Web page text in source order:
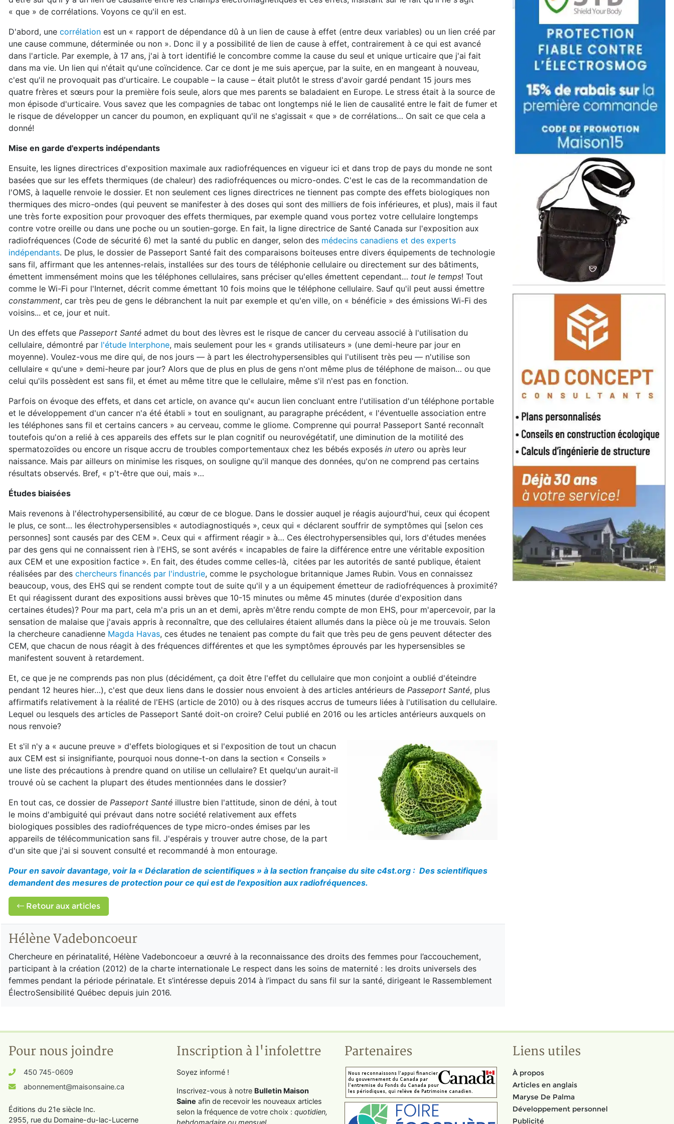
« que » de corrélations. Voyons ce qu'il en est.
D'abord, une corrélation est un « rapport de dépendance dû à un lien de cause à effet (entre deux variables) ou un lien créé par
une cause commune, déterminée ou non ». Donc il y a possibilité de lien de cause à effet, contrairement à ce qui est avancé
dans l'article. Par exemple, à 17 ans, j'ai à tort identifié le concombre comme la cause du seul et unique urticaire que j'ai fait
dans ma vie. Un lien qui n'était qu'une coïncidence. Car ce dont je me suis aperçue, par la suite, en en mangeant à nouveau,
c'est qu'il ne provoquait pas d'urticaire. Le coupable – la cause – était plutôt le stress d'avoir gardé pendant 15 jours mes
quatre frères et sœurs pour la première fois seule, alors que mes parents se baladaient en Europe. Le stress était à la source de
mon épisode d'urticaire. Vous savez que les compagnies de tabac ont longtemps nié le lien de causalité entre le fait de fumer et
le risque de développer un cancer du poumon, en expliquant qu'il ne s'agissait « que » de corrélations… On sait ce que cela a
donné!
Mise en garde d'experts indépendants
Ensuite, les lignes directrices d'exposition maximale aux radiofréquences en vigueur ici et dans trop de pays du monde ne sont
basées que sur les effets thermiques (de chaleur) des radiofréquences ou micro-ondes. C'est le cas de la recommandation de
l'OMS, à laquelle renvoie le dossier. Et non seulement ces lignes directrices ne tiennent pas compte des effets biologiques non
thermiques des micro-ondes (qui peuvent se manifester à des doses qui sont des milliers de fois inférieures, et plus), mais il faut
une très forte exposition pour provoquer des effets thermiques, par exemple quand vous portez votre cellulaire longtemps
contre votre oreille ou dans une poche ou un soutien-gorge. En fait, la ligne directrice de Santé Canada sur l'exposition aux
radiofréquences (Code de sécurité 6) met la santé du public en danger, selon des médecins canadiens et des experts
indépendants. De plus, le dossier de Passeport Santé fait des comparaisons boiteuses entre divers équipements de technologie
sans fil, affirmant que les antennes-relais, installées sur des tours de téléphonie cellulaire ou directement sur des bâtiments,
émettent immensément moins que les téléphones cellulaires, sans préciser qu'elles émettent cependant… tout le temps! Tout
comme le Wi-Fi pour l'Internet, décrit comme émettant 10 fois moins que le téléphone cellulaire. Sauf qu'il peut aussi émettre
constamment, car très peu de gens le débranchent la nuit par exemple et qu'en ville, on « bénéficie » des émissions Wi-Fi des
voisins... et ce, jour et nuit.
Un des effets que Passeport Santé admet du bout des lèvres est le risque de cancer du cerveau associé à l'utilisation du
cellulaire, démontré par l'étude Interphone, mais seulement pour les « grands utilisateurs » (une demi-heure par jour en
moyenne). Voulez-vous me dire qui, de nos jours — à part les électrohypersensibles qui l'utilisent très peu — n'utilise son
cellulaire « qu'une » demi-heure par jour? Alors que de plus en plus de gens n'ont même plus de téléphone de maison… ou que
celui qu'ils possèdent est sans fil, et émet au même titre que le cellulaire, même s'il n'est pas en fonction.
Parfois on évoque des effets, et dans cet article, on avance qu'« aucun lien concluant entre l'utilisation d'un téléphone portable
et le développement d'un cancer n'a été établi » tout en soulignant, au paragraphe précédent, « l'éventuelle association entre
les téléphones sans fil et certains cancers » au cerveau, comme le gliome. Comprenne qui pourra! Passeport Santé reconnaît
toutefois qu'on a relié à ces appareils des effets sur le plan cognitif ou neurovégétatif, une diminution de la motilité des
spermatozoïdes ou encore un risque accru de troubles comportementaux chez les bébés exposés in utero ou après leur
naissance. Mais par ailleurs on minimise les risques, on souligne qu'il manque des données, qu'on ne comprend pas certains
résultats observés. Bref, « p't-être que oui, mais »…
Études biaisées
Mais revenons à l'électrohypersensibilité, au cœur de ce blogue. Dans le dossier auquel je réagis aujourd'hui, ceux qui écopent
le plus, ce sont… les électrohypersensibles « autodiagnostiqués », ceux qui « déclarent souffrir de symptômes qui [selon ces
personnes] sont causés par des CEM ». Ceux qui « affirment réagir » à… Ces électrohypersensibles qui, lors d'études menées
par des gens qui ne connaissent rien à l'EHS, se sont avérés « incapables de faire la différence entre une véritable exposition
aux CEM et une exposition factice ». En fait, des études comme celles-là, citées par les autorités de santé publique, étaient
réalisées par des chercheurs financés par l'industrie, comme le psychologue britannique James Rubin. Vous en connaissez
beaucoup, vous, des EHS qui se rendent compte tout de suite qu'il y a un équipement émetteur de radiofréquences à proximité?
Et qui réagissent durant des expositions aussi brèves que 10-15 minutes ou même 45 minutes (durée d'exposition dans
certaines études)? Pour ma part, cela m'a pris un an et demi, après m'être rendu compte de mon EHS, pour m'apercevoir, par la
sensation de malaise que j'avais appris à reconnaître, que des cellulaires étaient allumés dans la pièce où je me trouvais. Selon
la chercheure canadienne Magda Havas, ces études ne tenaient pas compte du fait que très peu de gens peuvent détecter des
CEM, que chacun de nous réagit à des fréquences différentes et que les symptômes éprouvés par les hypersensibles se
manifestent souvent à retardement.
Et, ce que je ne comprends pas non plus (décidément, ça doit être l'effet du cellulaire que mon conjoint a oublié d'éteindre
pendant 12 heures hier…), c'est que deux liens dans le dossier nous envoient à des articles antérieurs de Passeport Santé, plus
affirmatifs relativement à la réalité de l'EHS (article de 2010) ou à des risques accrus de tumeurs liées à l'utilisation du cellulaire.
Lequel ou lesquels des articles de Passeport Santé doit-on croire? Celui publié en 2016 ou les articles antérieurs auxquels on
nous renvoie?
Et s'il n'y a « aucune preuve » d'effets biologiques et si l'exposition de tout un chacun
aux CEM est si insignifiante, pourquoi nous donne-t-on dans la section « Conseils »
une liste des précautions à prendre quand on utilise un cellulaire? Et quelqu'un aurait-il
trouvé où se cachent la plupart des études mentionnées dans le dossier?
En tout cas, ce dossier de Passeport Santé illustre bien l'attitude, sinon de déni, à tout
le moins d'ambiguité qui prévaut dans notre société relativement aux effets
biologiques possibles des radiofréquences de type micro-ondes émises par les
appareils de télécommunication sans fil. J'espérais y trouver autre chose, de la part
d'un site que j'ai si souvent consulté et recommandé à mon entourage.
Pour en savoir davantage, voir la « Déclaration de scientifiques » à la section française du site c4st.org : Des scientifiques
demandent des mesures de protection pour ce qui est de l'exposition aux radiofréquences.
Retour aux articles
Hélène Vadeboncoeur
Chercheure en périnatalité, Hélène Vadeboncoeur a œuvré à la reconnaissance des droits des femmes pour l’accouchement,
participant à la création (2012) de la charte internationale Le respect dans les soins de maternité : les droits universels des
femmes pendant la période périnatale. Et s’intéresse depuis 2014 à l’impact du sans fil sur la santé, dirigeant le Rassemblement
ÉlectroSensibilité Québec depuis juin 2016.
Pour nous joindre
450 745-0609
abonnement@maisonsaine.ca
Éditions du 21e siècle Inc.
2955, rue du Domaine-du-lac-Lucerne
Inscription à l'infolettre
Soyez informé !
Inscrivez-vous à notre Bulletin Maison
Saine afin de recevoir les nouveaux articles
selon la fréquence de votre choix : quotidien,
hebdomadaire ou mensuel.
Partenaires Liens utiles
À propos
Articles en anglais
Maryse De Palma
Développement personnel
Publicité